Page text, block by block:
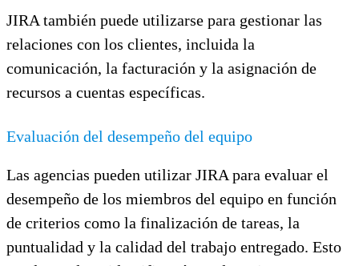
JIRA también puede utilizarse para gestionar las
relaciones con los clientes, incluida la
comunicación, la facturación y la asignación de
recursos a cuentas específicas.
Evaluación del desempeño del equipo
Las agencias pueden utilizar JIRA para evaluar el
desempeño de los miembros del equipo en función
de criterios como la finalización de tareas, la
puntualidad y la calidad del trabajo entregado. Esto